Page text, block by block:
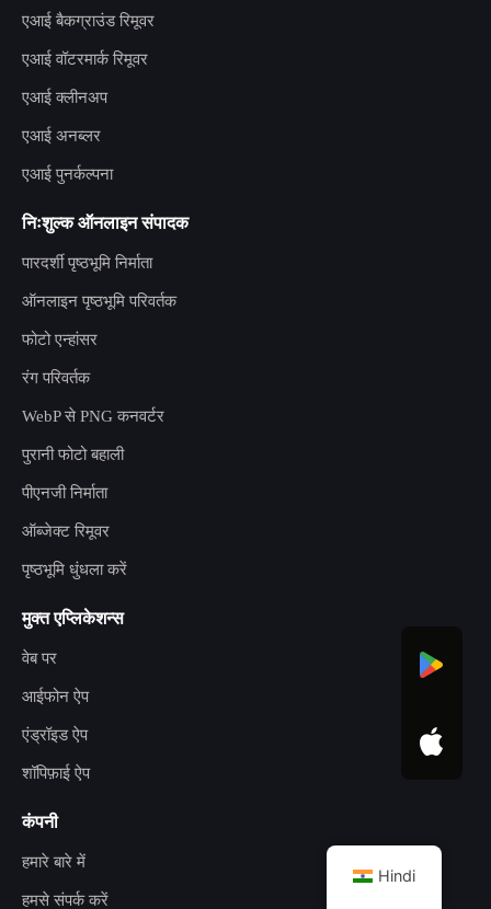
एआई बैकग्राउंड रिमूवर
एआई वॉटरमार्क रिमूवर
एआई क्लीनअप
एआई अनब्लर
एआई पुनर्कल्पना
निःशुल्क ऑनलाइन संपादक
पारदर्शी पृष्ठभूमि निर्माता
ऑनलाइन पृष्ठभूमि परिवर्तक
फोटो एन्हांसर
रंग परिवर्तक
WebP से PNG कनवर्टर
पुरानी फोटो बहाली
पीएनजी निर्माता
ऑब्जेक्ट रिमूवर
पृष्ठभूमि धुंधला करें
मुक्त एप्लिकेशन्स
वेब पर
आईफोन ऐप
एंड्रॉइड ऐप
शॉपिफ़ाई ऐप
कंपनी
हमारे बारे में
हमसे संपर्क करें
Hindi